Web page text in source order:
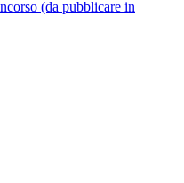
(da pubblicare in